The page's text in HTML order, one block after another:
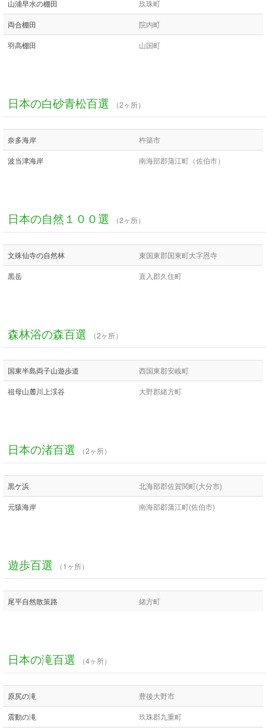
山浦早水の棚田 玖珠町
両合棚田 院内町
羽高棚田 山国町
日本の白砂青松百選 （2ヶ所）
奈多海岸 杵築市
波当津海岸 南海部郡蒲江町（佐伯市）
日本の自然１００選 （2ヶ所）
文殊仙寺の自然林 東国東郡国東町大字恩寺
黒岳 直入郡久住町
森林浴の森百選 （2ヶ所）
国東半島両子山遊歩道 西国東郡安岐町
祖母山麓川上渓谷 大野郡緒方町
日本の渚百選 （2ヶ所）
黒ケ浜 北海部郡佐賀関町(大分市)
元猿海岸 南海部郡蒲江町(佐伯市)
遊歩百選 （1ヶ所）
尾平自然散策路 緒方町
日本の滝百選 （4ヶ所）
原尻の滝 豊後大野市
震動の滝 玖珠郡九重町